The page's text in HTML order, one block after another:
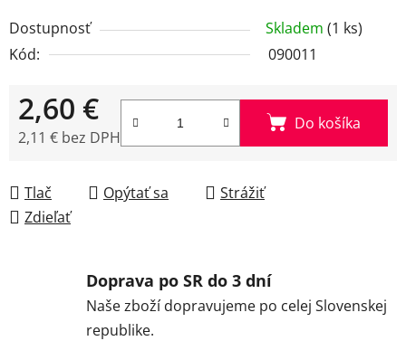
Dostupnosť Skladem (1 ks)
Kód:
090011
2,60 €
2,11 € bez DPH
Do košíka
Tlač Opýtať sa
Strážiť
Zdieľať
Doprava po SR do 3 dní
Naše zboží dopravujeme po celej Slovenskej
republike.